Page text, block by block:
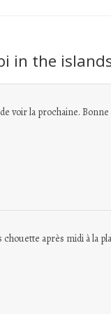
in the
voir la prochaine.
après midi à la